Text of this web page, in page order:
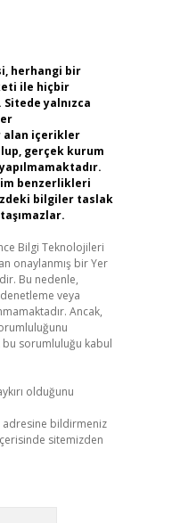
herhangi bir
ile hiçbir
yalnızca
alan içerikler
gerçek kurum
benzerlikleri
bilgiler taslak
Bilgi Teknolojileri
onaylanmış bir Yer
Bu nedenle,
veya
Ancak,
sorumluluğu kabul
olduğunu
adresine bildirmeniz
sitemizden